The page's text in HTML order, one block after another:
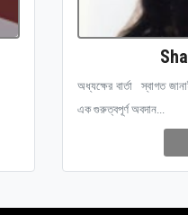
অধ্যক্ষের বার্তা স্বাগত
এক গুরুত্বপূর্ণ অবদান...